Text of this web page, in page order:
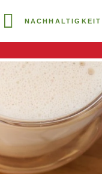
NACHHALTIGKEIT